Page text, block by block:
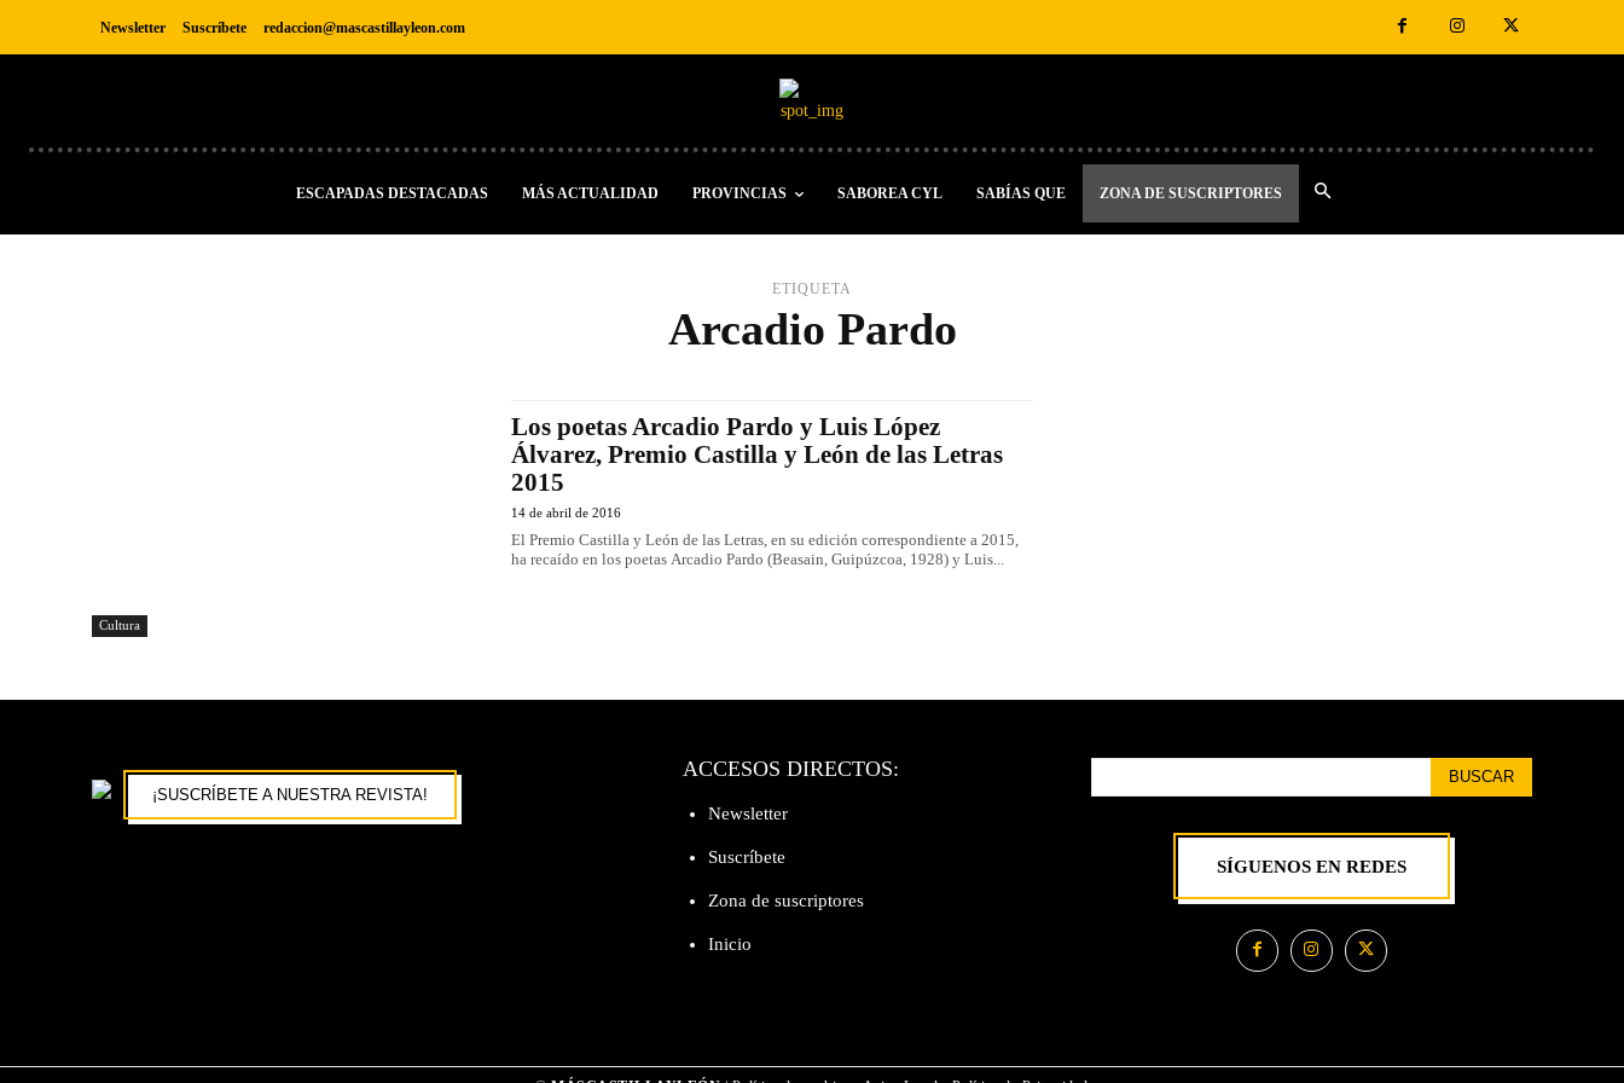
Newsletter Suscríbete redaccion@mascastillayleon.com
ESCAPADAS DESTACADAS MÁS ACTUALIDAD PROVINCIAS SABOREA CYL SABÍAS QUE ZONA DE SUSCRIPTORES
ETIQUETA
Arcadio Pardo
Cultura
Los poetas Arcadio Pardo y Luis López
Álvarez, Premio Castilla y León de las Letras
2015
14 de abril de 2016
El Premio Castilla y León de las Letras, en su edición correspondiente a 2015,
ha recaído en los poetas Arcadio Pardo (Beasain, Guipúzcoa, 1928) y Luis...
¡SUSCRÍBETE A NUESTRA REVISTA!
ACCESOS DIRECTOS:
Newsletter
Suscríbete
Zona de suscriptores
Inicio
BUSCAR
SÍGUENOS EN REDES